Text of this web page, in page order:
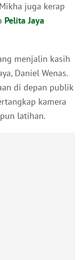
juga kerap
Pelita Jaya
menjalin kasih
Daniel Wenas.
di depan publik
kamera
latihan.